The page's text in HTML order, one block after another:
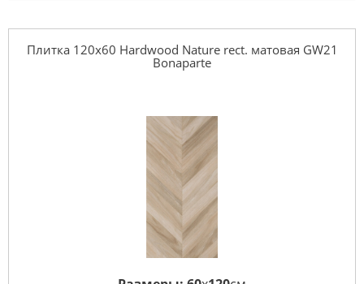
Плитка 120x60 Hardwood Nature rect. матовая GW21
Bonaparte